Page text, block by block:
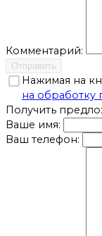
Комментарий:
Отправить
Нажимая на
на обработку
Получить
Ваше имя:
Ваш телефон: